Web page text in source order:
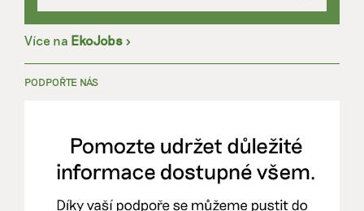
Více na EkoJobs >
PODPOŘTE NÁS